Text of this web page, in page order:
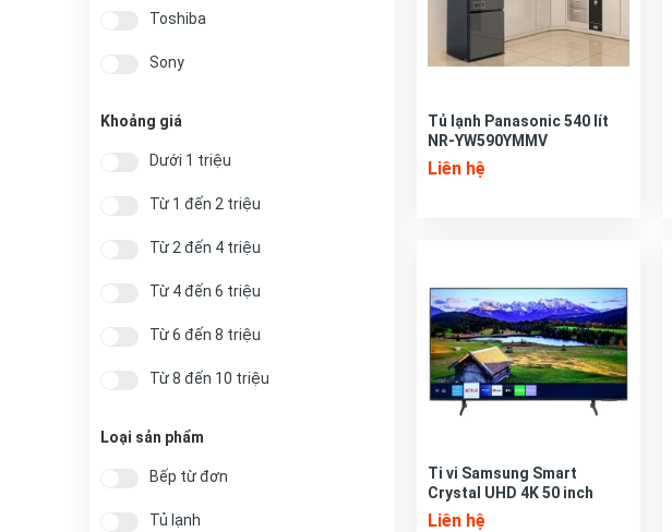
Toshiba
Sony
Khoảng giá
Dưới 1 triệu
Từ 1 đến 2 triệu
Từ 2 đến 4 triệu
Từ 4 đến 6 triệu
Từ 6 đến 8 triệu
Từ 8 đến 10 triệu
Từ 20 đến 40 triệu
Từ 40 đến 50 triệu
Loại sản phẩm
Bếp từ đơn
Tủ lạnh
Tủ lạnh Panasonic 540 lít
NR-YW590YMMV
Liên hệ
Ti vi Samsung Smart
Crystal UHD 4K 50 inch
UA50AU8000KXXV
Liên hệ